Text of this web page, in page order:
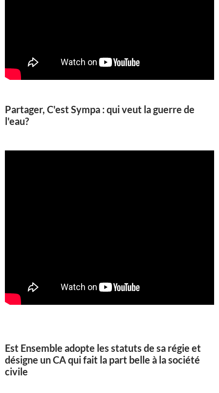
Partager, C'est Sympa : qui veut la guerre de
l'eau?
Est Ensemble adopte les statuts de sa régie et
désigne un CA qui fait la part belle à la société
civile